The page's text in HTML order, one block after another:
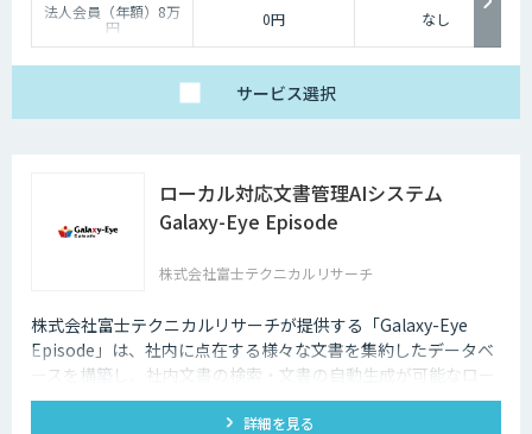
法人会員（年額）8万
円 0円 なし
サービス選択
ローカル対応文書管理AIシステム
Galaxy-Eye Episode
株式会社富士テクニカルリサーチ
株式会社富士テクニカルリサーチが提供する「Galaxy-Eye
Episode」は、社内に点在する様々な文書を集約したデータベ
ースを構築し、社内文書の検索・文書の自動生成が可能なロー
カル対応文書管理AIシステムです。
詳細を見る